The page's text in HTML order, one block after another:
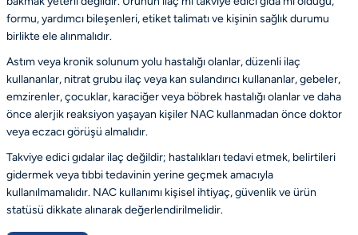
formu, yardımcı bileşenleri, etiket talimatı ve kişinin sağlık durumu
birlikte ele alınmalıdır.
Astım veya kronik solunum yolu hastalığı olanlar, düzenli ilaç
kullananlar, nitrat grubu ilaç veya kan sulandırıcı kullananlar, gebeler,
emzirenler, çocuklar, karaciğer veya böbrek hastalığı olanlar ve daha
önce alerjik reaksiyon yaşayan kişiler NAC kullanmadan önce doktor
veya eczacı görüşü almalıdır.
Takviye edici gıdalar ilaç değildir; hastalıkları tedavi etmek, belirtileri
gidermek veya tıbbi tedavinin yerine geçmek amacıyla
kullanılmamalıdır. NAC kullanımı kişisel ihtiyaç, güvenlik ve ürün
statüsü dikkate alınarak değerlendirilmelidir.